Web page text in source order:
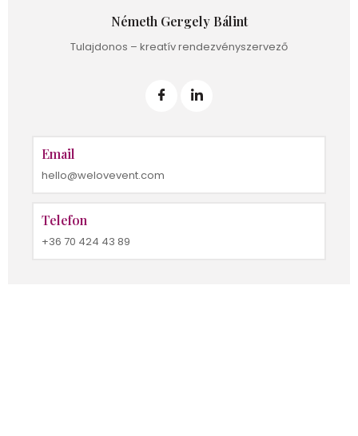
Németh Gergely Bálint
Tulajdonos – kreatív rendezvényszervező
Email
hello@welovevent.com
Telefon
+36 70 424 43 89